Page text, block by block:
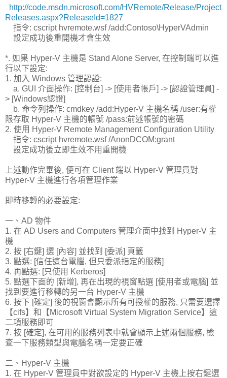
http://code.msdn.microsoft.com/HVRemote/Release/Project
Releases.aspx?ReleaseId=1827
指令: cscript hvremote.wsf /add:Contoso\HyperVAdmin
設定成功後重開機才會生效
*. 如果 Hyper-V 主機是 Stand Alone Server, 在控制端可以進
行以下設定:
1. 加入 Windows 管理認證:
a. GUI 介面操作: [控制台] -> [使用者帳戶] -> [認證管理員] -
> [Windows認證]
b. 命令列操作: cmdkey /add:Hyper-V 主機名稱 /user:有權
限存取 Hyper-V 主機的帳號 /pass:前述帳號的密碼
2. 使用 Hyper-V Remote Management Configuration Utility
指令: cscript hvremote.wsf /AnonDCOM:grant
設定成功後立即生效不用重開機
上述動作完畢後, 便可在 Client 端以 Hyper-V 管理員對
Hyper-V 主機進行各項管理作業
即時移轉的必要設定:
一、AD 物件
1. 在 AD Users and Computers 管理介面中找到 Hyper-V 主
機
2. 按 [右鍵] 選 [內容] 並找到 [委派] 頁籤
3. 點選: [信任這台電腦, 但只委派指定的服務]
4. 再點選: [只使用 Kerberos]
5. 點選下面的 [新增], 再在出現的視窗點選 [使用者或電腦] 並
找到要進行移轉的另一台 Hyper-V 主機
6. 按下 [確定] 後的視窗會顯示所有可授權的服務, 只需要選擇
【cifs】和【Microsoft Virtual System Migration Service】這
二項服務即可
7. 按 [確定], 在可用的服務列表中就會顯示上述兩個服務, 檢
查一下服務類型與電腦名稱一定要正確
二、Hyper-V 主機
1. 在 Hyper-V 管理員中對欲設定的 Hyper-V 主機上按右鍵選